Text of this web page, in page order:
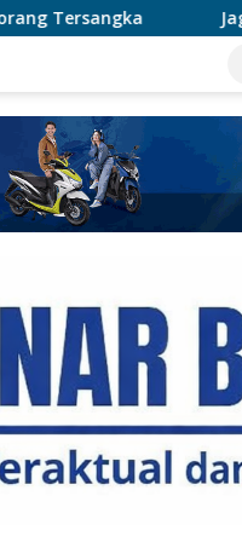
Jagung Tumbuh, Harapan